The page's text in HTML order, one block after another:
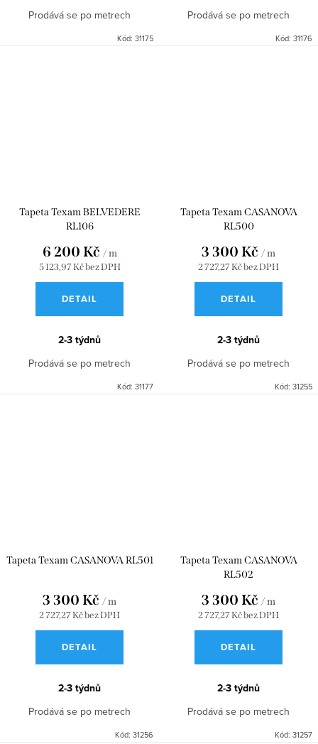
Prodává se po metrech
Kód: 31175
Prodává se po metrech
Kód: 31176
Tapeta Texam BELVEDERE
RL106
5 123,97 Kč bez DPH
6 200 Kč / m
DETAIL
2-3 týdnů
Prodává se po metrech
Kód: 31177
Tapeta Texam CASANOVA
RL500
2 727,27 Kč bez DPH
3 300 Kč / m
DETAIL
2-3 týdnů
Prodává se po metrech
Kód: 31255
Tapeta Texam CASANOVA RL501
2 727,27 Kč bez DPH
3 300 Kč / m
DETAIL
2-3 týdnů
Prodává se po metrech
Kód: 31256
Tapeta Texam CASANOVA
RL502
2 727,27 Kč bez DPH
3 300 Kč / m
DETAIL
2-3 týdnů
Prodává se po metrech
Kód: 31257